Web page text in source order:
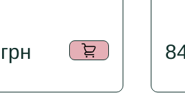
грн